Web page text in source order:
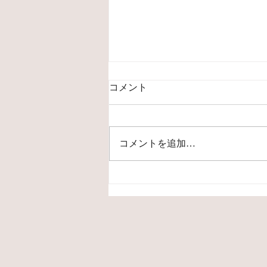
スピード
コメント
コメントを追加…